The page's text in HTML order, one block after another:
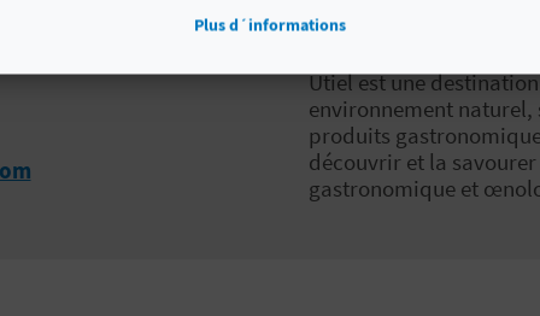
Utiel est une
environnement naturel,
produits
découvrir et la
gastronomique et
Plus d´informations